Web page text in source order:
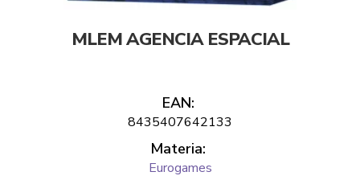
MLEM AGENCIA ESPACIAL
EAN:
8435407642133
Materia:
Eurogames